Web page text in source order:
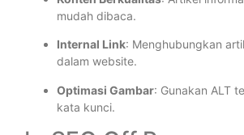
mudah dibaca.
Internal Link: Menghubungkan
dalam website.
Optimasi Gambar: Gunakan ALT
kata kunci.